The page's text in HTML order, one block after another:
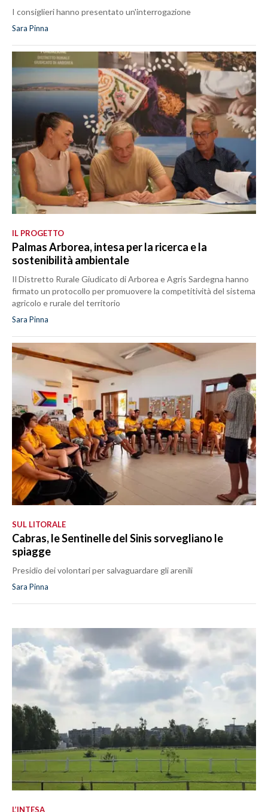
I consiglieri hanno presentato un'interrogazione
Sara Pinna
IL PROGETTO
Palmas Arborea, intesa per la ricerca e la
sostenibilità ambientale
Il Distretto Rurale Giudicato di Arborea e Agris Sardegna hanno
firmato un protocollo per promuovere la competitività del sistema
agricolo e rurale del territorio
Sara Pinna
SUL LITORALE
Cabras, le Sentinelle del Sinis sorvegliano le
spiagge
Presidio dei volontari per salvaguardare gli arenili
Sara Pinna
L’INTESA